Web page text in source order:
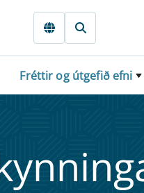
Fréttir og útgefið efni